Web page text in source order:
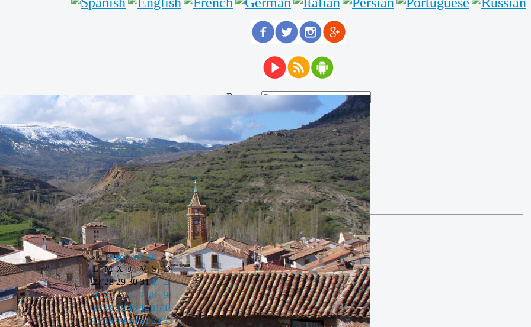
Buscar...
«< Agosto 2026 >»
L M X J V S
D
27 28 29 30 31 1
2
3
4 5 6 7 8
9
10 11 12 13 14 15 16
17 18 19 20 21 22 23